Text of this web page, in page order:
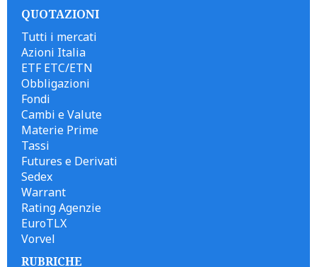
QUOTAZIONI
Tutti i mercati
Azioni Italia
ETF ETC/ETN
Obbligazioni
Fondi
Cambi e Valute
Materie Prime
Tassi
Futures e Derivati
Sedex
Warrant
Rating Agenzie
EuroTLX
Vorvel
RUBRICHE